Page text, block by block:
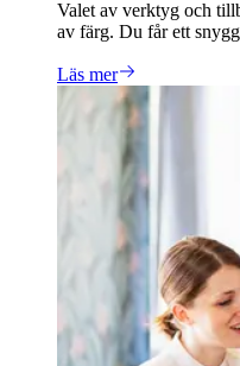
Valet av verktyg och
av färg. Du får ett
Läs mer